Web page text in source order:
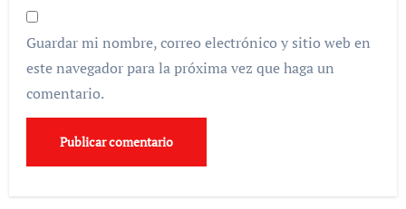
Guardar mi nombre, correo electrónico y sitio web en
este navegador para la próxima vez que haga un
comentario.